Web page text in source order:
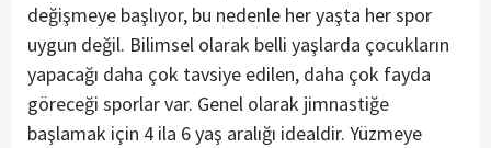
değişmeye başlıyor, bu nedenle her yaşta her spor
uygun değil. Bilimsel olarak belli yaşlarda çocukların
yapacağı daha çok tavsiye edilen, daha çok fayda
göreceği sporlar var. Genel olarak jimnastiğe
başlamak için 4 ila 6 yaş aralığı idealdir. Yüzmeye